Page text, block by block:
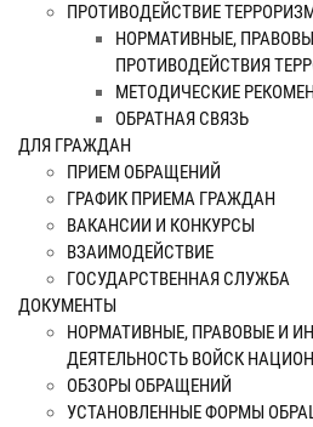
ПРОТИВОДЕЙСТВИЕ
НОРМАТИВНЫЕ,
ПРОТИВОДЕЙСТВИЯ
МЕТОДИЧЕСКИЕ
ОБРАТНАЯ СВЯЗЬ
ДЛЯ ГРАЖДАН
ПРИЕМ ОБРАЩЕНИЙ
ГРАФИК ПРИЕМА ГРАЖДАН
ВАКАНСИИ И КОНКУРСЫ
ВЗАИМОДЕЙСТВИЕ
ГОСУДАРСТВЕННАЯ СЛУЖБА
ДОКУМЕНТЫ
НОРМАТИВНЫЕ, ПРАВОВЫЕ И
ДЕЯТЕЛЬНОСТЬ ВОЙСК
ОБЗОРЫ ОБРАЩЕНИЙ
УСТАНОВЛЕННЫЕ ФОРМЫ